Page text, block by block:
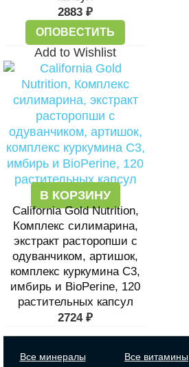
2883 ₽
ОПОВЕСТИТЬ
Add to Wishlist
В КОРЗИНУ
California Gold Nutrition,
Комплекс силимарина,
экстракт расторопши с
одуванчиком, артишок,
комплекс куркумина C3,
имбирь и BioPerine, 120
растительных капсул
2724 ₽
Все минералы
Все витамины